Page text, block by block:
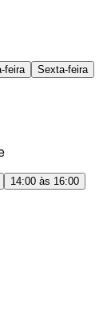
feira
Sexta-feira
14:00 às 16:00